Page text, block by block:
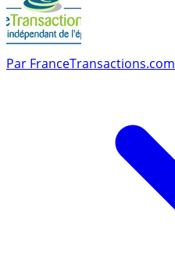
Par FranceTransactions.com